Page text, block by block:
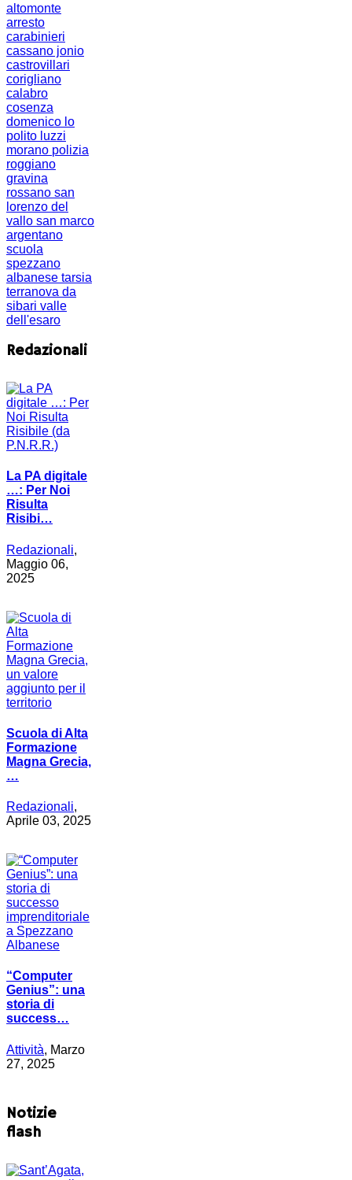
altomonte
arresto
carabinieri
cassano jonio
castrovillari
corigliano
calabro
cosenza
domenico lo
polito luzzi
morano polizia
roggiano
gravina
rossano san
lorenzo del
vallo san marco
argentano
scuola
spezzano
albanese tarsia
terranova da
sibari valle
dell'esaro
Redazionali
La PA digitale
…: Per Noi
Risulta
Risibi…
Redazionali,
Maggio 06,
2025
Scuola di Alta
Formazione
Magna Grecia,
…
Redazionali,
Aprile 03, 2025
“Computer
Genius”: una
storia di
success…
Attività, Marzo
27, 2025
Notizie
flash